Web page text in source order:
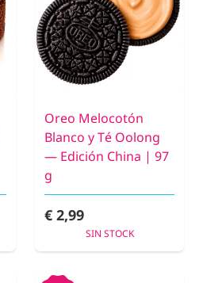
Oreo Melocotón
Blanco y Té Oolong
— Edición China | 97
g
€ 2,99
SIN STOCK